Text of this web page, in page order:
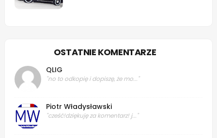
OSTATNIE KOMENTARZE
QLIG
"no to odkopię i dopiszę, że mo..."
Piotr Władysławski
"cześć!dziękuję za komentarz! j..."